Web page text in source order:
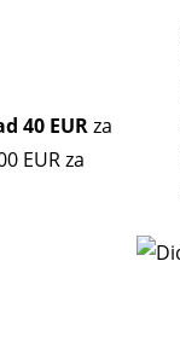
40 EURza
EUR za